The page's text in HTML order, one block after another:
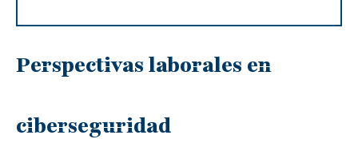
Perspectivas laborales en
ciberseguridad